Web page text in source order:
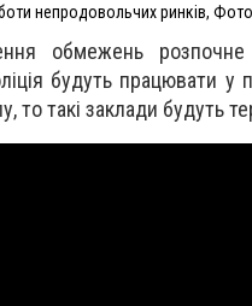
непродовольчих ринків,
обмежень розпочне
будуть працювати
то такі заклади будуть